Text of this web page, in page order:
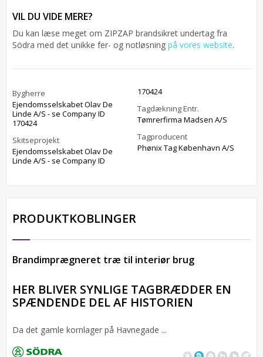
VIL DU VIDE MERE?
Du kan læse meget om ZIPZAP brandsikret undertag fra
Södra med det unikke fer- og notløsning på vores website.
Bygherre
Ejendomsselskabet Olav De
Linde A/S - se Company ID
170424
Skitseprojekt
Ejendomsselskabet Olav De
Linde A/S - se Company ID
170424
Tagdækning Entr.
Tømrerfirma Madsen A/S
Tagproducent
Phønix Tag København A/S
PRODUKTKOBLINGER
Brandimprægneret træ til interiør brug
HER BLIVER SYNLIGE TAGBRÆDDER EN
SPÆNDENDE DEL AF HISTORIEN
Da det gamle kornlager på Havnegade ...